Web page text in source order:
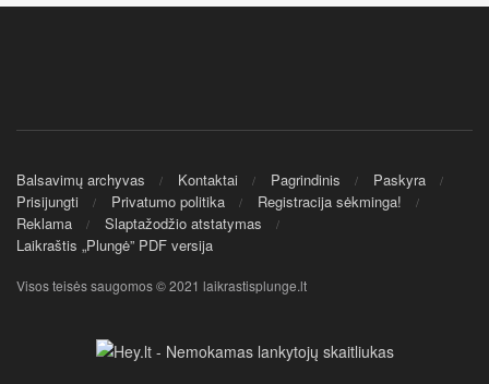
Balsavimų archyvas Kontaktai Pagrindinis
Paskyra
Prisijungti
Privatumo politika
Registracija sėkminga!
Reklama
Slaptažodžio atstatymas
Laikraštis „Plungė” PDF versija
Visos teisės saugomos © 2021 laikrastisplunge.lt